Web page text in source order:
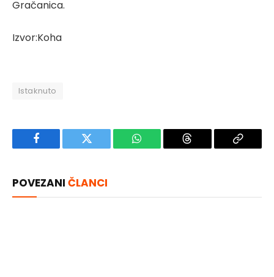
Gračanica.
Izvor:Koha
Istaknuto
Facebook Twitter WhatsApp Threads
Copy
POVEZANI ČLANCI